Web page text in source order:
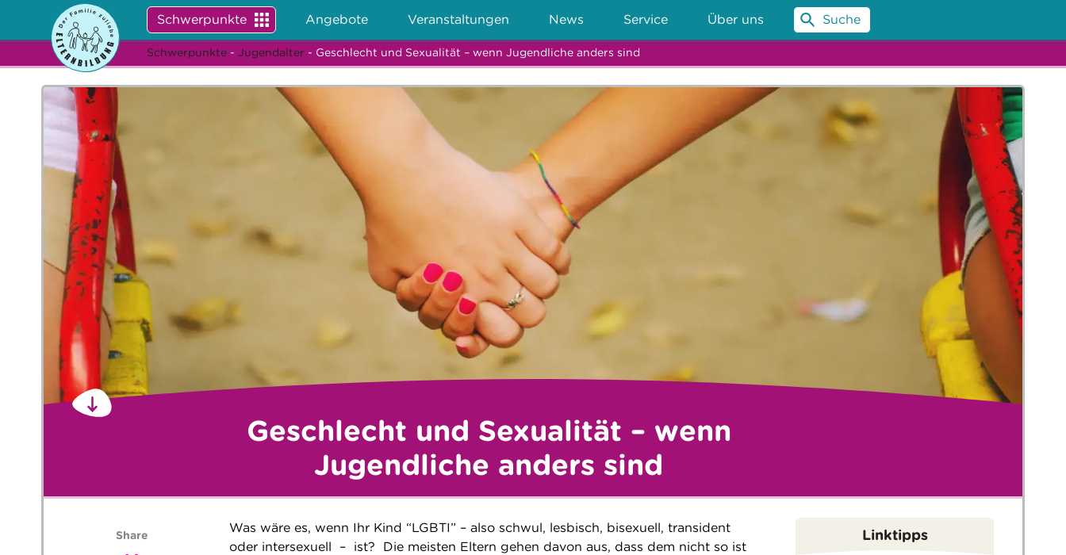
Schwerpunkte Angebote Veranstaltungen News Service Über uns Suche
Schwerpunkte - Jugendalter - Geschlecht und Sexualität – wenn Jugendliche anders sind
Geschlecht und Sexualität – wenn
Jugendliche anders sind
Was wäre es, wenn Ihr Kind “LGBTI” – also schwul, lesbisch, bisexuell, transident
oder intersexuell – ist? Die meisten Eltern gehen davon aus, dass dem nicht so ist
Share Linktipps